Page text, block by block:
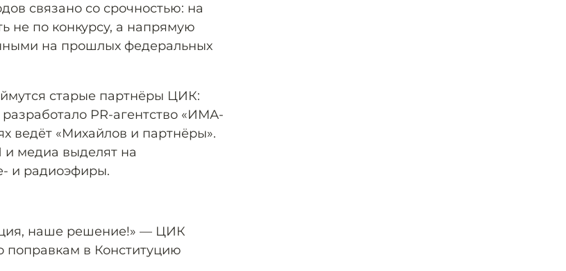
связано со срочностью: на
не по конкурсу, а напрямую
на прошлых федеральных
старые партнёры ЦИК:
PR-агентство «ИМА-
ведёт «Михайлов и партнёры».
и медиа выделят на
и радиоэфиры.
наше решение!» — ЦИК
поправкам в Конституцию